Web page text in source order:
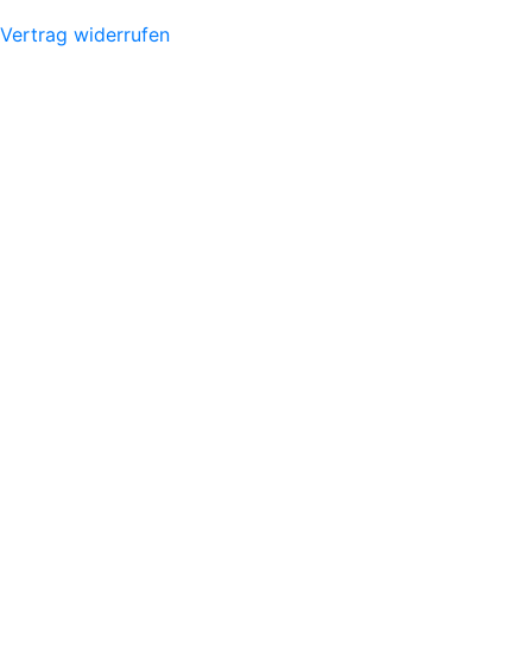
Vertrag widerrufen